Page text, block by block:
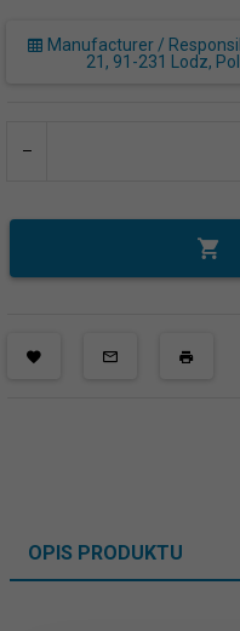
Manufacturer /
21, 91-231 Lodz,
OPIS PRODUKTU